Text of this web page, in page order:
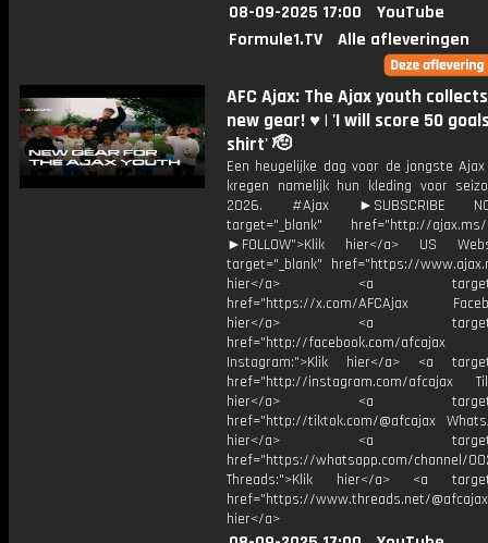
08-09-2025 17:00
YouTube
Formule1.TV
Alle afleveringen
AFC Ajax: The Ajax youth
new gear! ♥️ | 'I will score 50
shirt' 🫡
Een heugelijke dag voor de jongste
kregen namelijk hun kleding voor
2026. #Ajax ►SUBSCRIBE
target="_blank" href="http://ajax.ms/
►FOLLOW">Klik hier</a> US
target="_blank" href="https://
hier</a> <a
href="https://x.com/AFCAjax
hier</a> <a
href="http://facebook.com/afcajax
Instagram:">Klik hier</a> <a
href="http://instagram.com/afcajax
hier</a> <a
href="http://tiktok.com/@afcajax
hier</a> <a
href="https://whatsapp.com/channel/
Threads:">Klik hier</a> <a
href="https://www.threads.net/
hier</a>